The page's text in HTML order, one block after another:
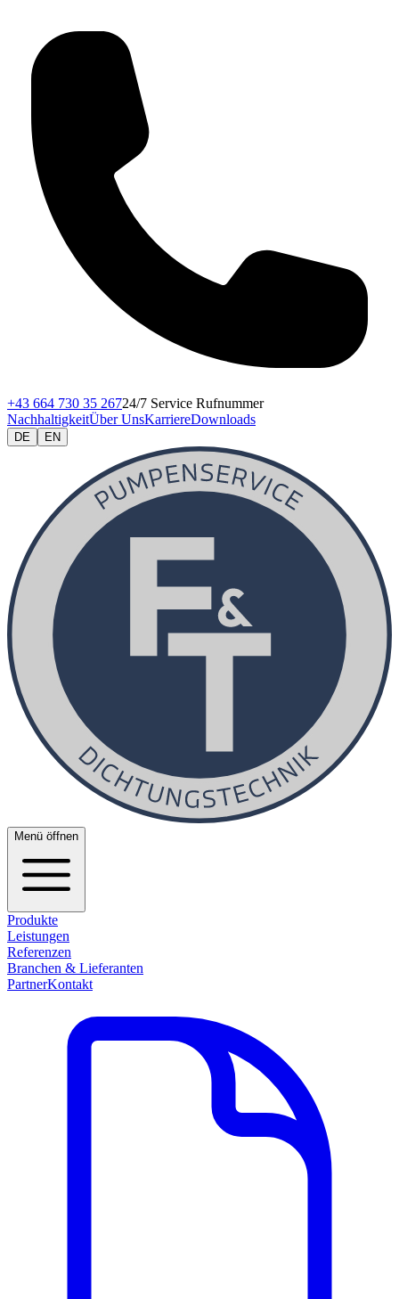
+43 664 730 35 26724/7 Service Rufnummer
NachhaltigkeitÜber UnsKarriereDownloads
DE EN
Menü öffnen
Produkte
Leistungen
Referenzen
Branchen & Lieferanten
PartnerKontakt